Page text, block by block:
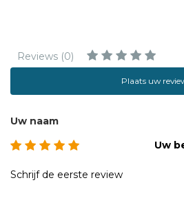
Reviews (0)
Plaats uw
Uw naam
Uw
Schrijf de eerste review